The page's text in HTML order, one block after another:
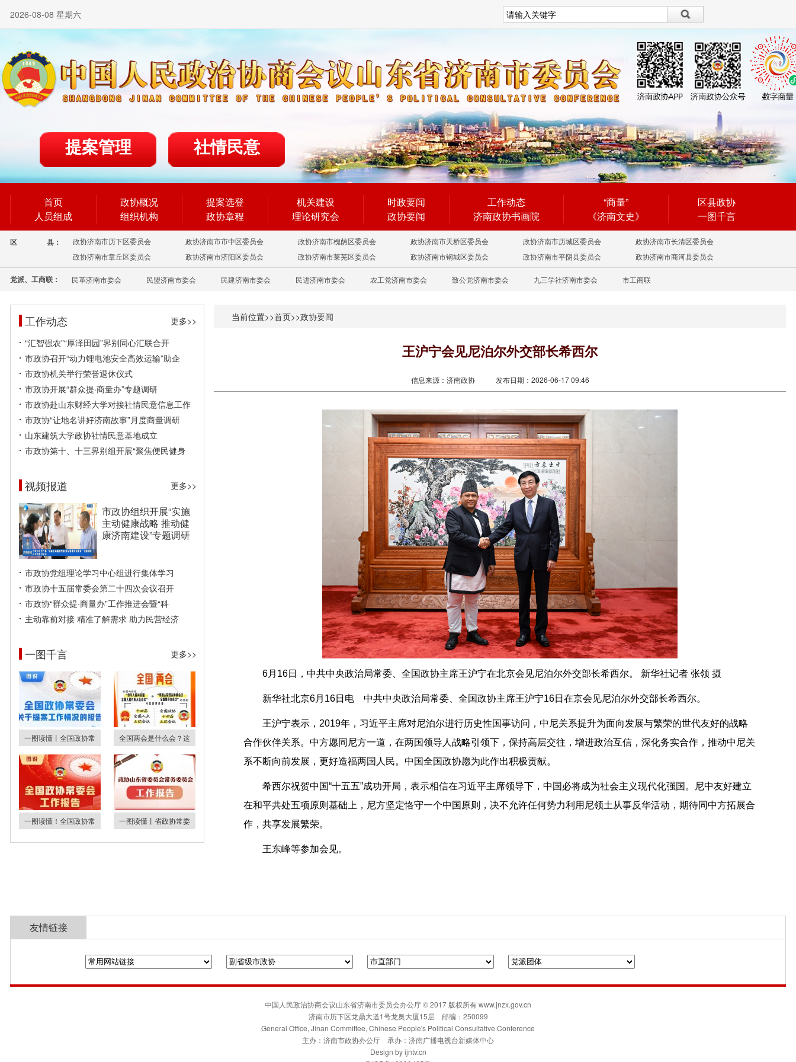
2026-08-08 星期六
繁體
提案管理 社情民意
首页
人员组成
政协概况
组织机构
提案选登
政协章程
机关建设
理论研究会
时政要闻
政协要闻
工作动态
济南政协书画院
“商量”
《济南文史》
区县政协
一图千言
区 县： 政协济南市历下区委员会 政协济南市市中区委员会 政协济南市槐荫区委员会 政协济南市天桥区委员会 政协济南市历城区委员会
政协济南市长清区委员会
政协济南市章丘区委员会
政协济南市济阳区委员会 政协济南市莱芜区委员会 政协济南市钢城区委员会 政协济南市平阴县委员会 政协济南市商河县委员会
党派、工商联： 民革济南市委会 民盟济南市委会 民建济南市委会 民进济南市委会 农工党济南市委会 致公党济南市委会 九三学社济南市委会 市工商联
工作动态
更多>>
“汇智强农”“厚泽田园”界别同心汇联合开
市政协召开“动力锂电池安全高效运输”助企
市政协机关举行荣誉退休仪式
市政协开展“群众提·商量办”专题调研
市政协赴山东财经大学对接社情民意信息工作
市政协“让地名讲好济南故事”月度商量调研
山东建筑大学政协社情民意基地成立
市政协第十、十三界别组开展“聚焦便民健身
视频报道 更多>>
市政协组织开展“实施
主动健康战略 推动健
康济南建设”专题调研
市政协党组理论学习中心组进行集体学习
市政协十五届常委会第二十四次会议召开
市政协“群众提·商量办”工作推进会暨“科
主动靠前对接 精准了解需求 助力民营经济
一图千言 更多>>
一图读懂丨全国政协常 全国两会是什么会？这
一图读懂！全国政协常 一图读懂丨省政协常委
当前位置>>首页>>政协要闻
王沪宁会见尼泊尔外交部长希西尔
信息来源：济南政协 发布日期：2026-06-17 09:46
6月16日，中共中央政治局常委、全国政协主席王沪宁在北京会见尼泊尔外交部长希西尔。 新华社记者 张领 摄
新华社北京6月16日电　中共中央政治局常委、全国政协主席王沪宁16日在京会见尼泊尔外交部长希西尔。
王沪宁表示，2019年，习近平主席对尼泊尔进行历史性国事访问，中尼关系提升为面向发展与繁荣的世代友好的战略
合作伙伴关系。中方愿同尼方一道，在两国领导人战略引领下，保持高层交往，增进政治互信，深化务实合作，推动中尼关
系不断向前发展，更好造福两国人民。中国全国政协愿为此作出积极贡献。
希西尔祝贺中国“十五五”成功开局，表示相信在习近平主席领导下，中国必将成为社会主义现代化强国。尼中友好建立
在和平共处五项原则基础上，尼方坚定恪守一个中国原则，决不允许任何势力利用尼领土从事反华活动，期待同中方拓展合
作，共享发展繁荣。
王东峰等参加会见。
友情链接
中国人民政治协商会议山东省济南市委员会办公厅 © 2017 版权所有 www.jnzx.gov.cn
济南市历下区龙鼎大道1号龙奥大厦15层 邮编：250099
General Office, Jinan Committee, Chinese People's Political Consultative Conference
主办：济南市政协办公厅 承办：济南广播电视台新媒体中心
Design byijntv.cn